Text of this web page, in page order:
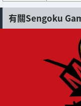
有關Sengoku